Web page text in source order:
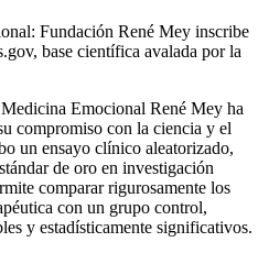
Fundación René Mey inscribe
base científica avalada por la
Emocional René Mey ha
compromiso con la ciencia y el
un ensayo clínico aleatorizado,
de oro en investigación
comparar rigurosamente los
con un grupo control,
y estadísticamente significativos.